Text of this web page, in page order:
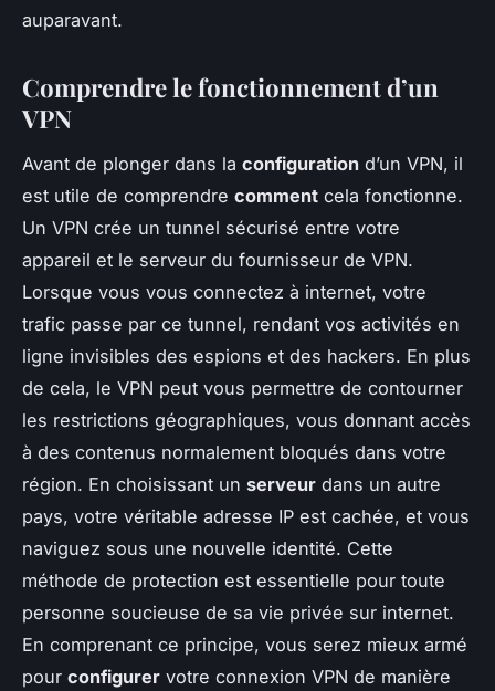
auparavant.
Comprendre le fonctionnement d’un
VPN
Avant de plonger dans la configuration d’un VPN, il
est utile de comprendre comment cela fonctionne.
Un VPN crée un tunnel sécurisé entre votre
appareil et le serveur du fournisseur de VPN.
Lorsque vous vous connectez à internet, votre
trafic passe par ce tunnel, rendant vos activités en
ligne invisibles des espions et des hackers. En plus
de cela, le VPN peut vous permettre de contourner
les restrictions géographiques, vous donnant accès
à des contenus normalement bloqués dans votre
région. En choisissant un serveur dans un autre
pays, votre véritable adresse IP est cachée, et vous
naviguez sous une nouvelle identité. Cette
méthode de protection est essentielle pour toute
personne soucieuse de sa vie privée sur internet.
En comprenant ce principe, vous serez mieux armé
pour configurer votre connexion VPN de manière